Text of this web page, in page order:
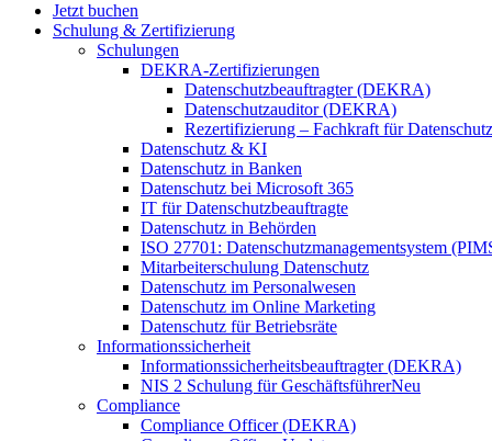
Jetzt buchen
Schulung & Zertifizierung
Schulungen
DEKRA-Zertifizierungen
Datenschutzbeauftragter (DEKRA)
Datenschutzauditor (DEKRA)
Rezertifizierung – Fachkraft für
Datenschutz & KI
Datenschutz in Banken
Datenschutz bei Microsoft 365
IT für Datenschutzbeauftragte
Datenschutz in Behörden
ISO 27701: Datenschutzmanagementsystem
Mitarbeiterschulung Datenschutz
Datenschutz im Personalwesen
Datenschutz im Online Marketing
Datenschutz für Betriebsräte
Informationssicherheit
Informationssicherheitsbeauftragter (DEKRA)
NIS 2 Schulung für GeschäftsführerNeu
Compliance
Compliance Officer (DEKRA)